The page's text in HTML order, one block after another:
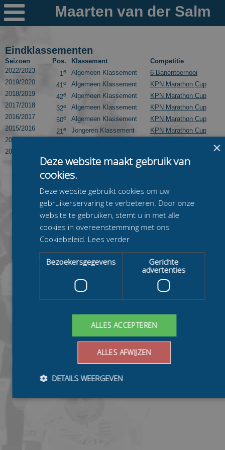

Nieuws
Ploegen
PR's
Schaatspeloton.nl
Eindklassementen
Seizoen Pos. Klassement
Competitie
2022/2023
1e Algemeen Klassement
6-Banentoernooi
2019/2020
41e Algemeen Klassement
KPN Marathon Cup
2018/2019
42e Algemeen Klassement
KPN Marathon Cup
2017/2018
32e Algemeen Klassement
KPN Marathon Cup
2016/2017
50e Algemeen Klassement
KPN Marathon Cup
2015/2016
21e Jongeren Klassement
KPN Marathon Cup
2015/2016
2012/2013
×
Deze website maakt gebruik van
cookies.
Deze website gebruikt cookies om uw
gebruikerservaring te verbeteren. Door onze
website te gebruiken, stemt u in met alle
cookies in overeenstemming met ons
Cookiebeleid. Lees verder
Bezoekersgegevens
Gerichte
advertenties
ALLES ACCEPTEREN
ALLES AFWIJZEN
DETAILS WEERGEVEN